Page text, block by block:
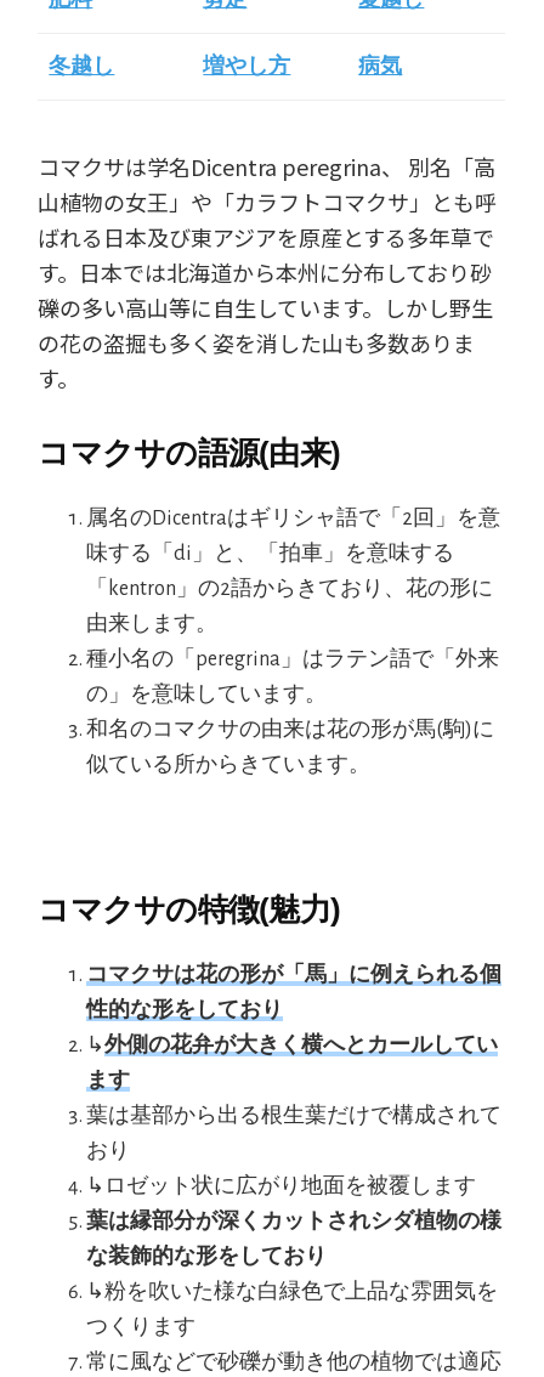
冬越し 増やし方 病気
コマクサは学名Dicentra peregrina、 別名「高
山植物の女王」や「カラフトコマクサ」とも呼
ばれる日本及び東アジアを原産とする多年草で
す。日本では北海道から本州に分布しており砂
礫の多い高山等に自生しています。しかし野生
の花の盗掘も多く姿を消した山も多数ありま
す。
コマクサの語源(由来)
属名のDicentraはギリシャ語で「2回」を意
味する「di」と、「拍車」を意味する
「kentron」の2語からきており、花の形に
由来します。
種小名の「peregrina」はラテン語で「外来
の」を意味しています。
和名のコマクサの由来は花の形が馬(駒)に
似ている所からきています。
コマクサの特徴(魅力)
コマクサは花の形が「馬」に例えられる個
性的な形をしており
↳外側の花弁が大きく横へとカールしてい
ます
葉は基部から出る根生葉だけで構成されて
おり
↳ロゼット状に広がり地面を被覆します
葉は縁部分が深くカットされシダ植物の様
な装飾的な形をしており
↳粉を吹いた様な白緑色で上品な雰囲気を
つくります
常に風などで砂礫が動き他の植物では適応